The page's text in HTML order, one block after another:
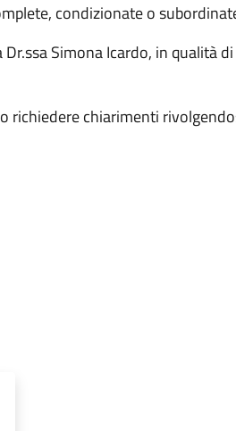
condizionate o
Simona Icardo, in qualità
richiedere chiarimenti